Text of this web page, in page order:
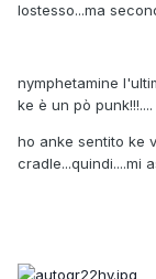
lostesso...ma
nymphetamine
ke è un pò punk!!!....
ho anke sentito ke
cradle...quindi....mi